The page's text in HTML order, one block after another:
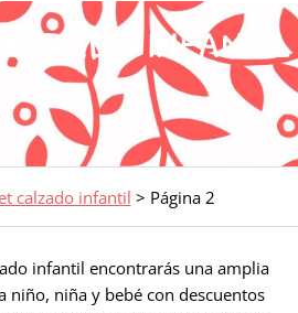
infantil
calzado infantil > Página 2
infantil encontrarás una amplia
niño, niña y bebé con descuentos